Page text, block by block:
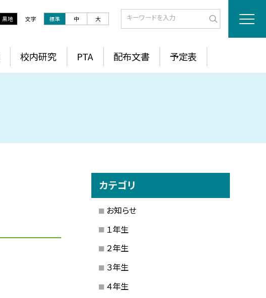
黒地 文字 標準 中 大
校内研究 PTA 配布文書 予定表
カテゴリ
お知らせ
１年生
２年生
３年生
４年生